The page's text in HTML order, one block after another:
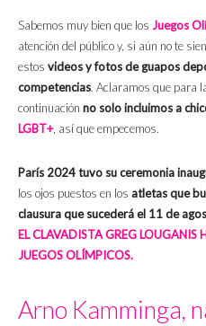
Sabemos muy bien que los Juegos
atención del público y, si aún no te
estos videos y fotos de guapos
competencias. Aclaramos que para
continuación no solo incluimos a
LGBT+, así que empecemos.
París 2024 tuvo su ceremonia
los ojos puestos en los atletas que
clausura que sucederá el 11 de
EL CLAVADISTA GREG LOUGANIS
JUEGOS OLÍMPICOS.
Arno Kamminga,